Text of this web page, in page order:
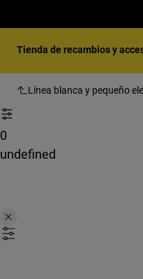
Tienda de recambios y
Línea blanca y pequeño
0
undefined